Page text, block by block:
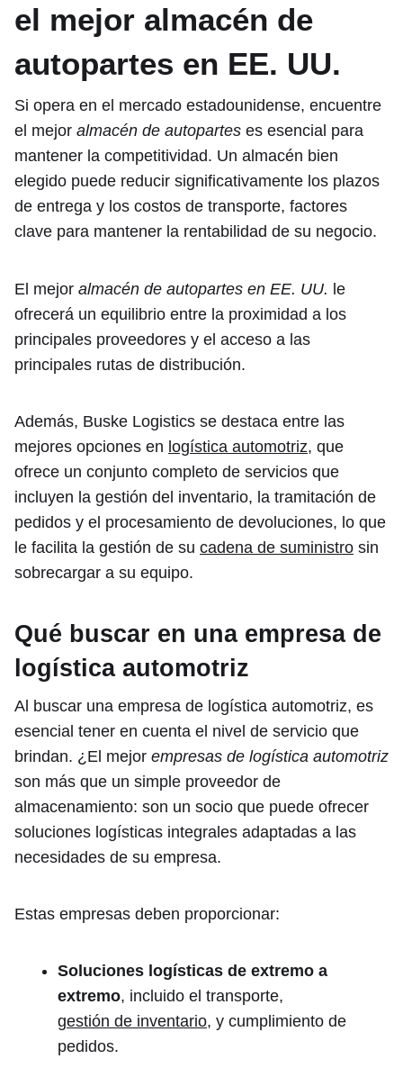
el mejor almacén de
autopartes en EE. UU.
Si opera en el mercado estadounidense, encuentre
el mejor almacén de autopartes es esencial para
mantener la competitividad. Un almacén bien
elegido puede reducir significativamente los plazos
de entrega y los costos de transporte, factores
clave para mantener la rentabilidad de su negocio.
El mejor almacén de autopartes en EE. UU. le
ofrecerá un equilibrio entre la proximidad a los
principales proveedores y el acceso a las
principales rutas de distribución.
Además, Buske Logistics se destaca entre las
mejores opciones en logística automotriz, que
ofrece un conjunto completo de servicios que
incluyen la gestión del inventario, la tramitación de
pedidos y el procesamiento de devoluciones, lo que
le facilita la gestión de su cadena de suministro sin
sobrecargar a su equipo.
Qué buscar en una empresa de
logística automotriz
Al buscar una empresa de logística automotriz, es
esencial tener en cuenta el nivel de servicio que
brindan. ¿El mejor empresas de logística automotriz
son más que un simple proveedor de
almacenamiento: son un socio que puede ofrecer
soluciones logísticas integrales adaptadas a las
necesidades de su empresa.
Estas empresas deben proporcionar:
Soluciones logísticas de extremo a
extremo, incluido el transporte,
gestión de inventario, y cumplimiento de
pedidos.